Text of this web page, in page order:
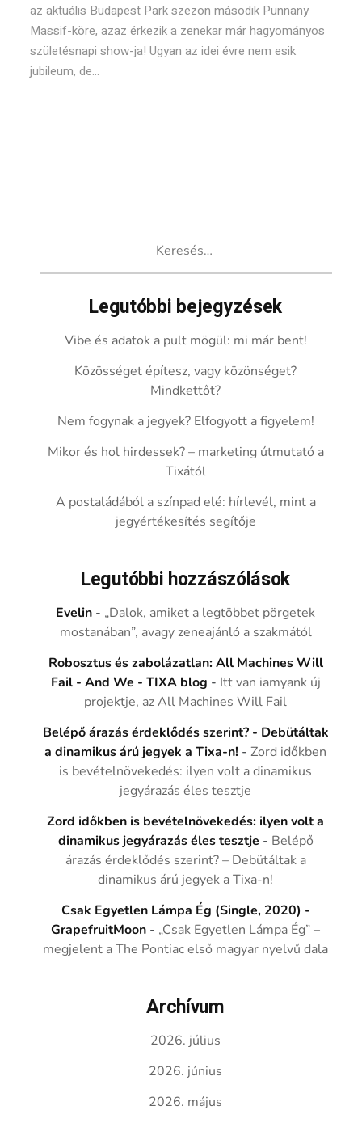
az aktuális Budapest Park szezon második Punnany
Massif-köre, azaz érkezik a zenekar már hagyományos
születésnapi show-ja! Ugyan az idei évre nem esik
jubileum, de...
Legutóbbi bejegyzések
Vibe és adatok a pult mögül: mi már bent!
Közösséget építesz, vagy közönséget?
Mindkettőt?
Nem fogynak a jegyek? Elfogyott a figyelem!
Mikor és hol hirdessek? – marketing útmutató a
Tixától
A postaládából a színpad elé: hírlevél, mint a
jegyértékesítés segítője
Legutóbbi hozzászólások
Evelin - „Dalok, amiket a legtöbbet pörgetek
mostanában”, avagy zeneajánló a szakmától
Robosztus és zabolázatlan: All Machines Will
Fail - And We - TIXA blog - Itt van iamyank új
projektje, az All Machines Will Fail
Belépő árazás érdeklődés szerint? - Debütáltak
a dinamikus árú jegyek a Tixa-n! -Zord időkben
is bevételnövekedés: ilyen volt a dinamikus
jegyárazás éles tesztje
Zord időkben is bevételnövekedés: ilyen volt a
dinamikus jegyárazás éles tesztje - Belépő
árazás érdeklődés szerint? – Debütáltak a
dinamikus árú jegyek a Tixa-n!
Csak Egyetlen Lámpa Ég (Single, 2020) -
GrapefruitMoon - „Csak Egyetlen Lámpa Ég” –
megjelent a The Pontiac első magyar nyelvű dala
Archívum
2026. július
2026. június
2026. május